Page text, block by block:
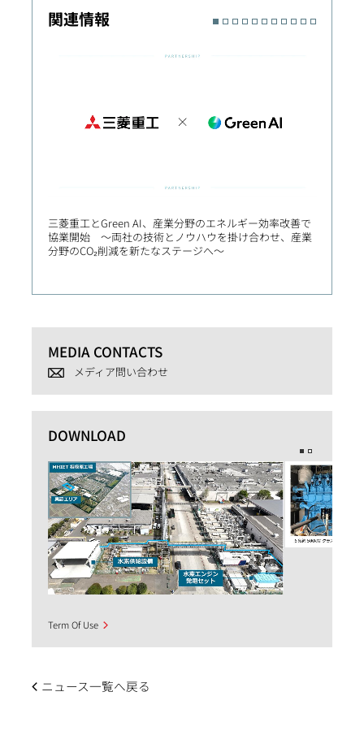
関連情報
三菱重工とGreen AI、産業分野のエネルギー効率改善で
協業開始 ～両社の技術とノウハウを掛け合わせ、産業
分野のCO₂削減を新たなステージへ～
MEDIA CONTACTS
メディア問い合わせ
DOWNLOAD
Term Of Use
ニュース一覧へ戻る